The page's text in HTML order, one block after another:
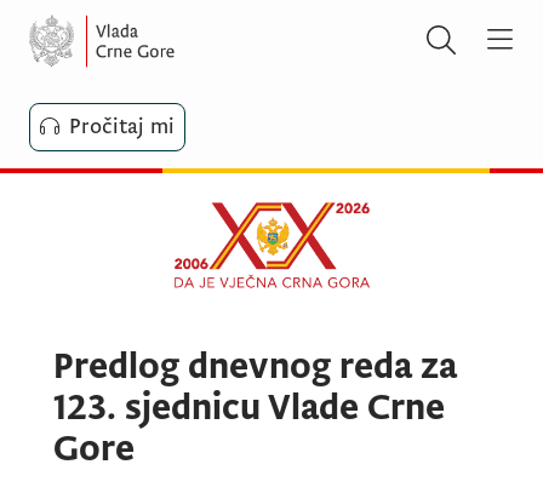
Pročitaj mi
Predlog dnevnog reda za
123. sjednicu Vlade Crne
Gore